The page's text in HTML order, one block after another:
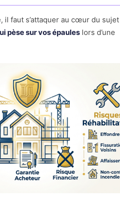
il faut s’attaquer au cœur du
pèse sur vos épaules lors d’une